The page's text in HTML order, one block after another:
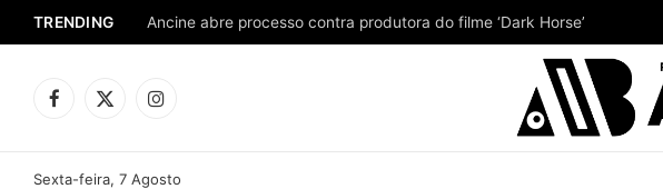
TRENDING Ancine abre processo contra produtora do filme ‘Dark Horse’
Facebook
X
Instagram
Sexta-feira, 7 Agosto